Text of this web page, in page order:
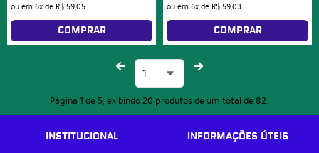
ou em 6xde R$ 59,05
COMPRAR
ou em 6xde R$ 59,03
COMPRAR
Página 1 de 5, exibindo 20 produtos de um total de 82.
INSTITUCIONAL INFORMAÇÕES ÚTEIS